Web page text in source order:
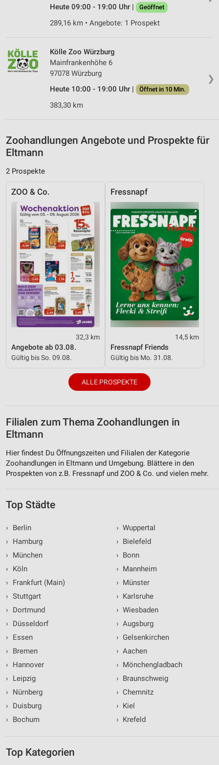
Heute 09:00 - 19:00 Uhr | Geöffnet
289,16 km • Angebote: 1 Prospekt
❯
Kölle Zoo Würzburg
Mainfrankenhöhe 6
97078 Würzburg
Heute 10:00 - 19:00 Uhr |
Öffnet in 10 Min.
383,30 km
Zoohandlungen Angebote und Prospekte für
Eltmann
2 Prospekte
ZOO & Co.
32,3 km
Angebote ab 03.08.
Gültig bis So. 09.08.
Fressnapf
14,5 km
Fressnapf Friends
Gültig bis Mo. 31.08.
ALLE PROSPEKTE
Filialen zum Thema Zoohandlungen in
Eltmann
Hier findest Du Öffnungszeiten und Filialen der Kategorie
Zoohandlungen in Eltmann und Umgebung. Blättere in den
Prospekten von z.B. Fressnapf und ZOO & Co. und vielen mehr.
Top Städte
›
Berlin
›
Hamburg
›
München
›
Köln
›
Frankfurt (Main)
› Stuttgart
›
Dortmund
›
Düsseldorf
›
Essen
›
Bremen
›
Hannover
›
Leipzig
›
Nürnberg
›
Duisburg
›
Bochum
› Wuppertal
› Bielefeld
› Bonn
› Mannheim
› Münster
› Karlsruhe
› Wiesbaden
› Augsburg
› Gelsenkirchen
› Aachen
› Mönchengladbach
› Braunschweig
› Chemnitz
› Kiel
› Krefeld
Top Kategorien
Funktional